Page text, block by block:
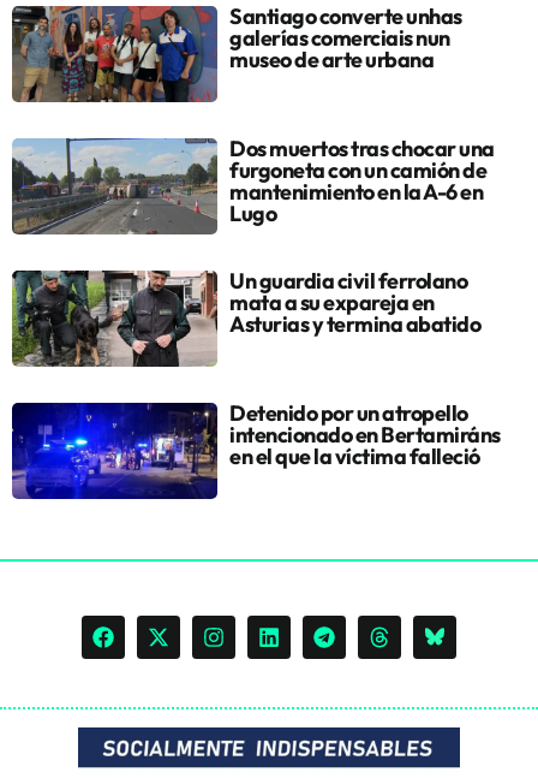
Santiago converte unhas
galerías comerciais nun
museo de arte urbana
Dos muertos tras chocar una
furgoneta con un camión de
mantenimiento en la A-6 en
Lugo
Un guardia civil ferrolano
mata a su expareja en
Asturias y termina abatido
Detenido por un atropello
intencionado en Bertamiráns
en el que la víctima falleció